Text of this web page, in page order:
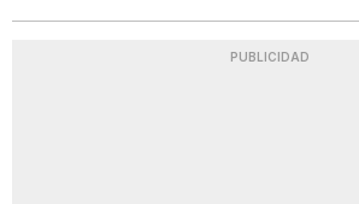
PUBLICIDAD